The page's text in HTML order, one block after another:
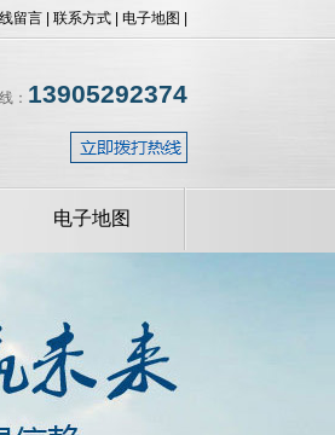
留言 联系方式 电子地图
： 13905292374
电子地图